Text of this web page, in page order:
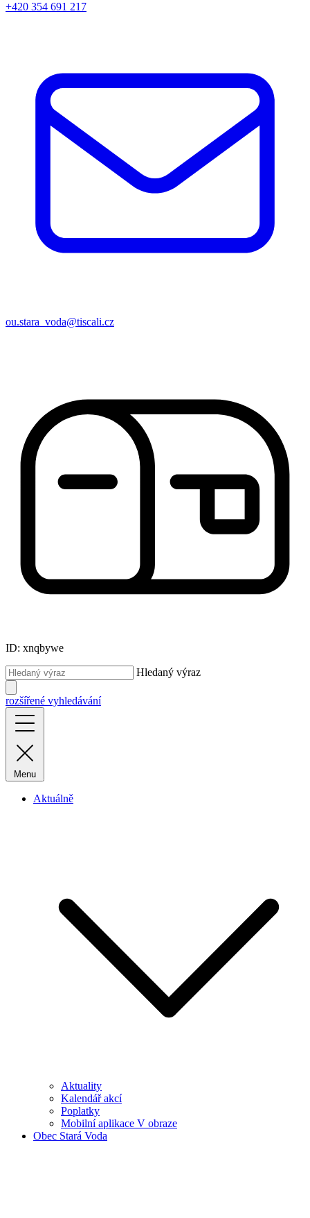
+420 354 691 217
ou.stara_voda@tiscali.cz
ID: xnqbywe
Hledaný výraz
rozšířené vyhledávání
Menu
Aktuálně
Aktuality
Kalendář akcí
Poplatky
Mobilní aplikace V obraze
Obec Stará Voda